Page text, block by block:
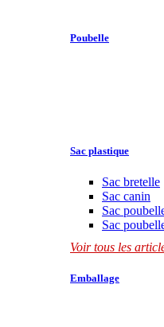
Poubelle
Sac plastique
Sac bretelle
Sac canin
Sac
Sac
Voir tous les
Emballage